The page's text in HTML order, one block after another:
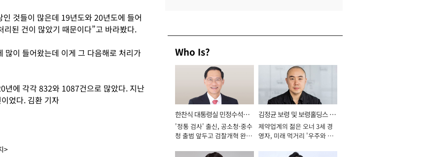
것들이 많은데 19년도와 20년도에 들어
된 건이 많았기 때문이다”고 바라봤다.
이 들어왔는데 이게 그 다음해로 처리가
년에 각각 832와 1087건으로 많았다. 지난
었다. 김환 기자
>
Who Is?
한찬식 대통령실 민정수석비
서관
'정통 검사' 출신, 공소청·중수
청 출범 앞두고 검찰개혁 완수
김정균 보령 및 보령홀딩스 대
표이사 사장
제약업계의 젊은 오너 3세 경
영자, 미래 먹거리 '우주와 헬